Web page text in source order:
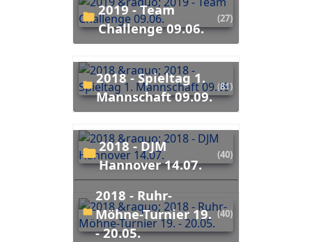
2019 - Team
Challenge 09.06.
(27)
2018 - Spieltag 1.
Mannschaft 09.09.
(81)
2018 - DJM
Hannover 14.07.
(40)
2018 - Ruhr-
Möhne-Turnier 19.
- 20.05.
(40)